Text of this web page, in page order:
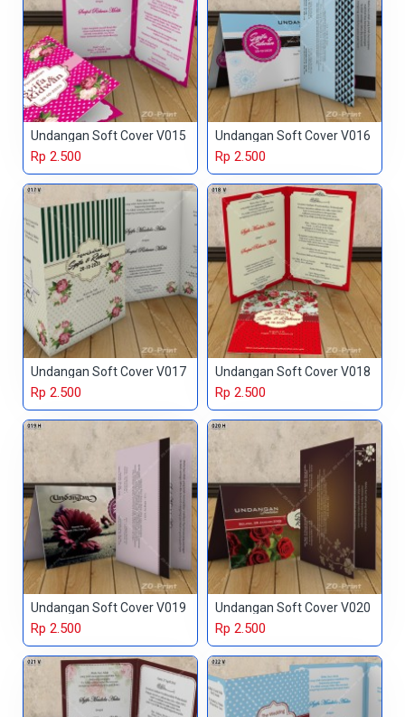
Undangan Soft Cover V015
Rp 2.500
Undangan Soft Cover V016
Rp 2.500
Undangan Soft Cover V017
Rp 2.500
Undangan Soft Cover V018
Rp 2.500
Undangan Soft Cover V019
Rp 2.500
Undangan Soft Cover V020
Rp 2.500